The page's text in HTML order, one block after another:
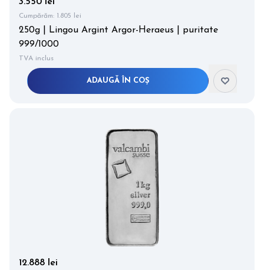
Cumpărăm: 1.805 lei
250g | Lingou Argint Argor-Heraeus | puritate
999/1000
TVA inclus
ADAUGĂ ÎN COȘ
12.888 lei